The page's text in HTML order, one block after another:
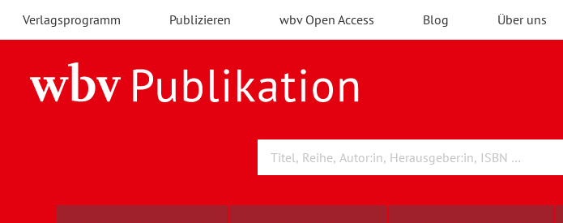
Verlagsprogramm Publizieren wbv Open Access Blog Über uns